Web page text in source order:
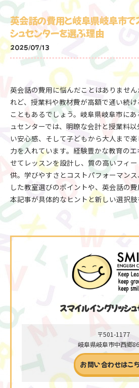
英会話の費用と岐阜県岐阜市で
シュセンターを選ぶ理由
2025/07/13
英会話の費用に悩んだことはありませ
れど、授業料や教材費が高額で通い続
こともあるでしょう。岐阜県岐阜市に
ュセンターでは、明瞭な会計と授業料
い安心感、そして子どもから大人まで
力を入れています。経験豊かな教育の
せてレッスンを設計し、質の高いフィ
供。学びやすさとコストパフォーマン
した教室選びのポイントや、英会話の費
本記事が具体的なヒントと新しい選択肢
スマイルイングリッシ
〒501-1177
岐阜県岐阜市中西郷
お問い合わせはこ